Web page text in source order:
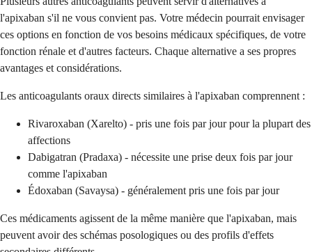
l'apixaban s'il ne vous convient pas. Votre médecin pourrait envisager
ces options en fonction de vos besoins médicaux spécifiques, de votre
fonction rénale et d'autres facteurs. Chaque alternative a ses propres
avantages et considérations.
Les anticoagulants oraux directs similaires à l'apixaban comprennent :
Rivaroxaban (Xarelto) - pris une fois par jour pour la plupart des
affections
Dabigatran (Pradaxa) - nécessite une prise deux fois par jour
comme l'apixaban
Édoxaban (Savaysa) - généralement pris une fois par jour
Ces médicaments agissent de la même manière que l'apixaban, mais
peuvent avoir des schémas posologiques ou des profils d'effets